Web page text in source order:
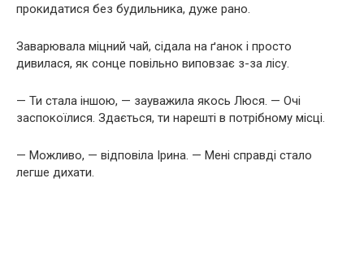
прокидатися без будильника, дуже рано.
Заварювала міцний чай, сідала на ґанок і просто
дивилася, як сонце повільно виповзає з-за лісу.
— Ти стала іншою, — зауважила якось Люся. — Очі
заспокоїлися. Здається, ти нарешті в потрібному місці.
— Можливо, — відповіла Ірина. — Мені справді стало
легше дихати.